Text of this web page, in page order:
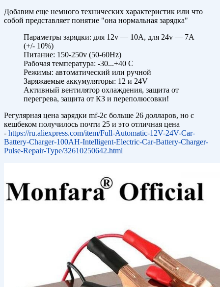
Добавим еще немного технических характеристик или что
собой представляет понятие "она нормальная зарядка"
Параметры зарядки: для 12v — 10А, для 24v — 7A
(+/- 10%)
Питание: 150-250v (50-60Hz)
Рабочая температура: -30...+40 С
Режимы: автоматический или ручной
Заряжаемые аккумуляторы: 12 и 24V
Активный вентилятор охлаждения, защита от
перегрева, защита от КЗ и переполюсовки!
Регулярная цена зарядки mf-2c больше 26 долларов, но с
кешбеком получилось почти 25 и это отличная цена
- https://ru.aliexpress.com/item/Full-Automatic-12V-24V-Car-
Battery-Charger-100AH-Intelligent-Electric-Car-Battery-Charger-
Pulse-Repair-Type/32610250642.html